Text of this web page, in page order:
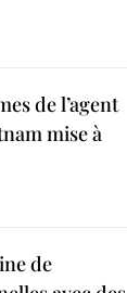
de l’agent
mise à
de